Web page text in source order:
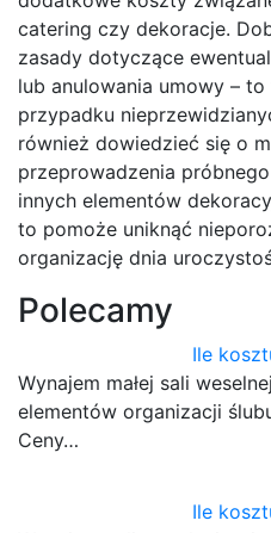
catering czy dekoracje.
zasady dotyczące
lub anulowania umowy –
przypadku
również dowiedzieć się o
przeprowadzenia
innych elementów
to pomoże uniknąć
organizację dnia
Polecamy
Ile
Wynajem małej sali
elementów organizacji
Ceny…
Ile